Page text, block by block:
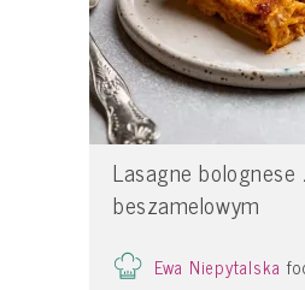
Lasagne bolognese
beszamelowym
Ewa Niepytalska